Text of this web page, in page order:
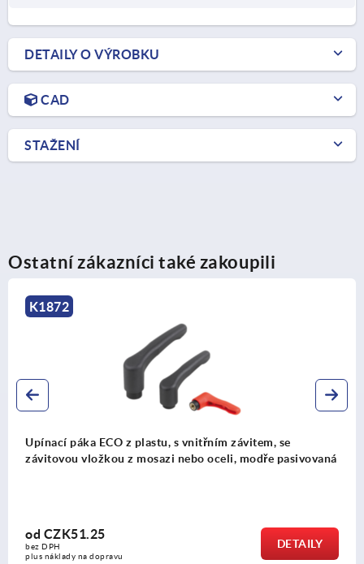
DETAILY O VÝROBKU
CAD
STAŽENÍ
Ostatní zákazníci také zakoupili
K1872
Upínací páka ECO z plastu, s vnitřním závitem, se
závitovou vložkou z mosazi nebo oceli, modře pasivovaná
od CZK51.25
bez DPH
plus náklady na dopravu
DETAILY